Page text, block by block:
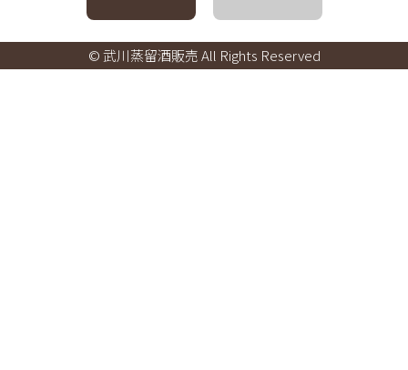
© 武川蒸留酒販売 All Rights Reserved